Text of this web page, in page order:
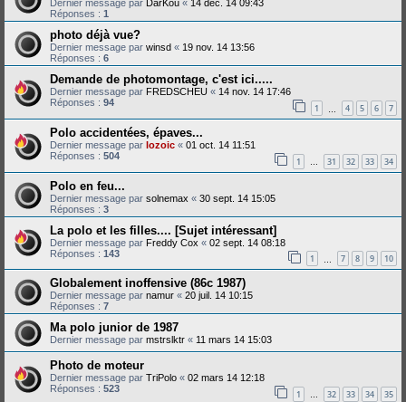
Dernier message par DarKou « 14 déc. 14 09:43
Réponses : 1
photo déjà vue?
Dernier message par winsd « 19 nov. 14 13:56
Réponses : 6
Demande de photomontage, c'est ici.....
Dernier message par FREDSCHEU « 14 nov. 14 17:46
Réponses : 94 1 4 5 6 7
Polo accidentées, épaves...
Dernier message par lozoic « 01 oct. 14 11:51
Réponses : 504 1 … 31 32 33 34
Polo en feu...
Dernier message par solnemax « 30 sept. 14 15:05
Réponses : 3
La polo et les filles.... [Sujet intéressant]
Dernier message par Freddy Cox « 02 sept. 14 08:18
Réponses : 143 1 7 8 9 10
Globalement inoffensive (86c 1987)
Dernier message par namur « 20 juil. 14 10:15
Réponses : 7
Ma polo junior de 1987
Dernier message par mstrslktr « 11 mars 14 15:03
Photo de moteur
Dernier message par TriPolo « 02 mars 14 12:18
Réponses : 523 1 … 32 33 34 35